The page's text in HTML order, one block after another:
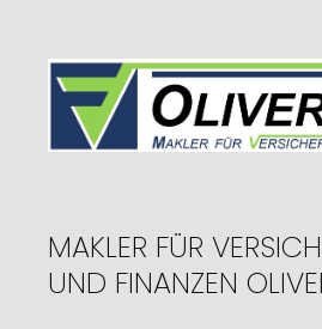
MAKLER FÜR
UND FINANZEN